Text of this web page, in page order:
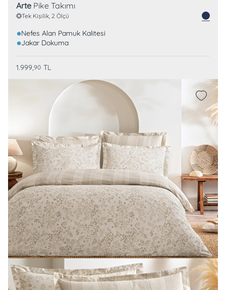
Arte Pike Takımı
Tek Kişilik, 2 Ölçü
Nefes Alan Pamuk Kalitesi
Jakar Dokuma
1.999,90 TL